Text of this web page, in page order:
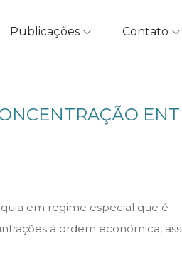
Publicações Contato
em regime especial que é
à ordem econômica,